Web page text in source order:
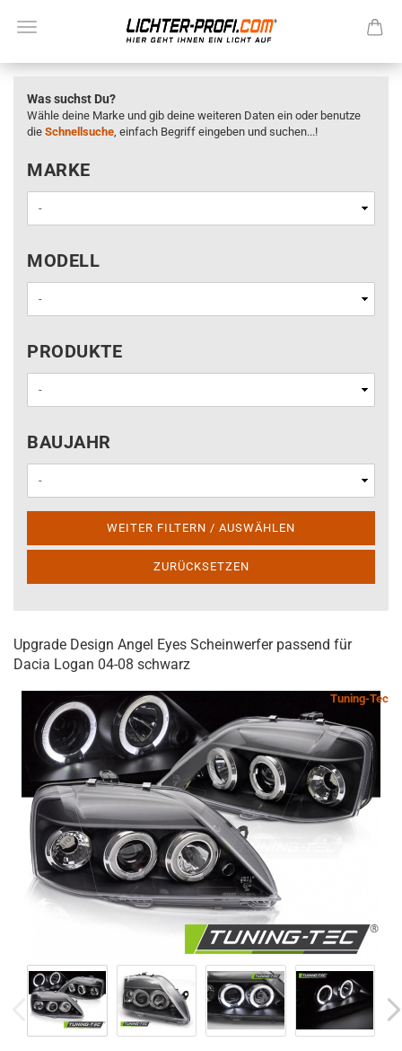
Was suchst Du?
Wähle deine Marke und gib deine weiteren Daten ein oder benutze
die Schnellsuche, einfach Begriff eingeben und suchen...!
MARKE
MARKE
MODELL
MODELL
PRODUKTE
PRODUKTE
BAUJAHR
BAUJAHR
WEITER FILTERN / AUSWÄHLEN
ZURÜCKSETZEN
Upgrade Design Angel Eyes Scheinwerfer passend für
Dacia Logan 04-08 schwarz
Tuning-Tec